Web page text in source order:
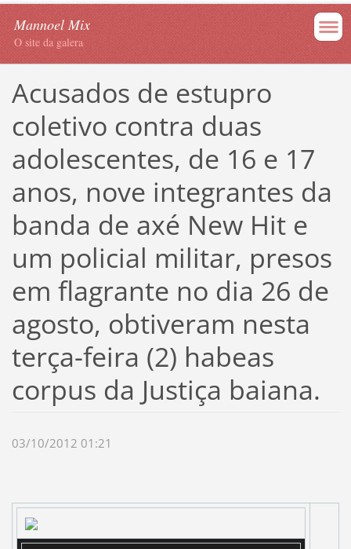
Mannoel Mix
O site da galera
Acusados de estupro
coletivo contra duas
adolescentes, de 16 e 17
anos, nove integrantes da
banda de axé New Hit e
um policial militar, presos
em flagrante no dia 26 de
agosto, obtiveram nesta
terça-feira (2) habeas
corpus da Justiça baiana.
03/10/2012 01:21